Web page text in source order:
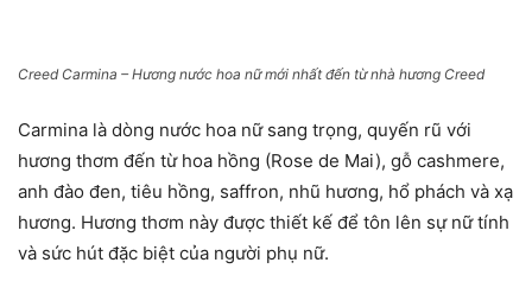
Creed Carmina – Hương nước hoa nữ mới nhất đến từ nhà hương Creed
Carmina là dòng nước hoa nữ sang trọng, quyến rũ với
hương thơm đến từ hoa hồng (Rose de Mai), gỗ cashmere,
anh đào đen, tiêu hồng, saffron, nhũ hương, hổ phách và xạ
hương. Hương thơm này được thiết kế để tôn lên sự nữ tính
và sức hút đặc biệt của người phụ nữ.